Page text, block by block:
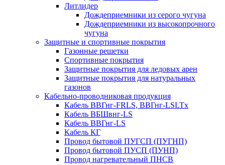
Литлидер
Дождеприемники из серого чугуна
Дождеприемники из высокопрочного
чугуна
Защитные и спортивные покрытия
Газонные решетки
Спортивные покрытия
Защитные покрытия для ледовых арен
Защитные покрытия для натуральных
газонов
Кабельно-проводниковая продукция
Кабель ВВГнг-FRLS, ВВГнг-LSLTx
Кабель ВБШвнг-LS
Кабель ВВГнг-LS
Кабель КГ
Провод бытовой ПУГСП (ПУГНП)
Провод бытовой ПУСП (ПУНП)
Провод нагревательный ПНСВ